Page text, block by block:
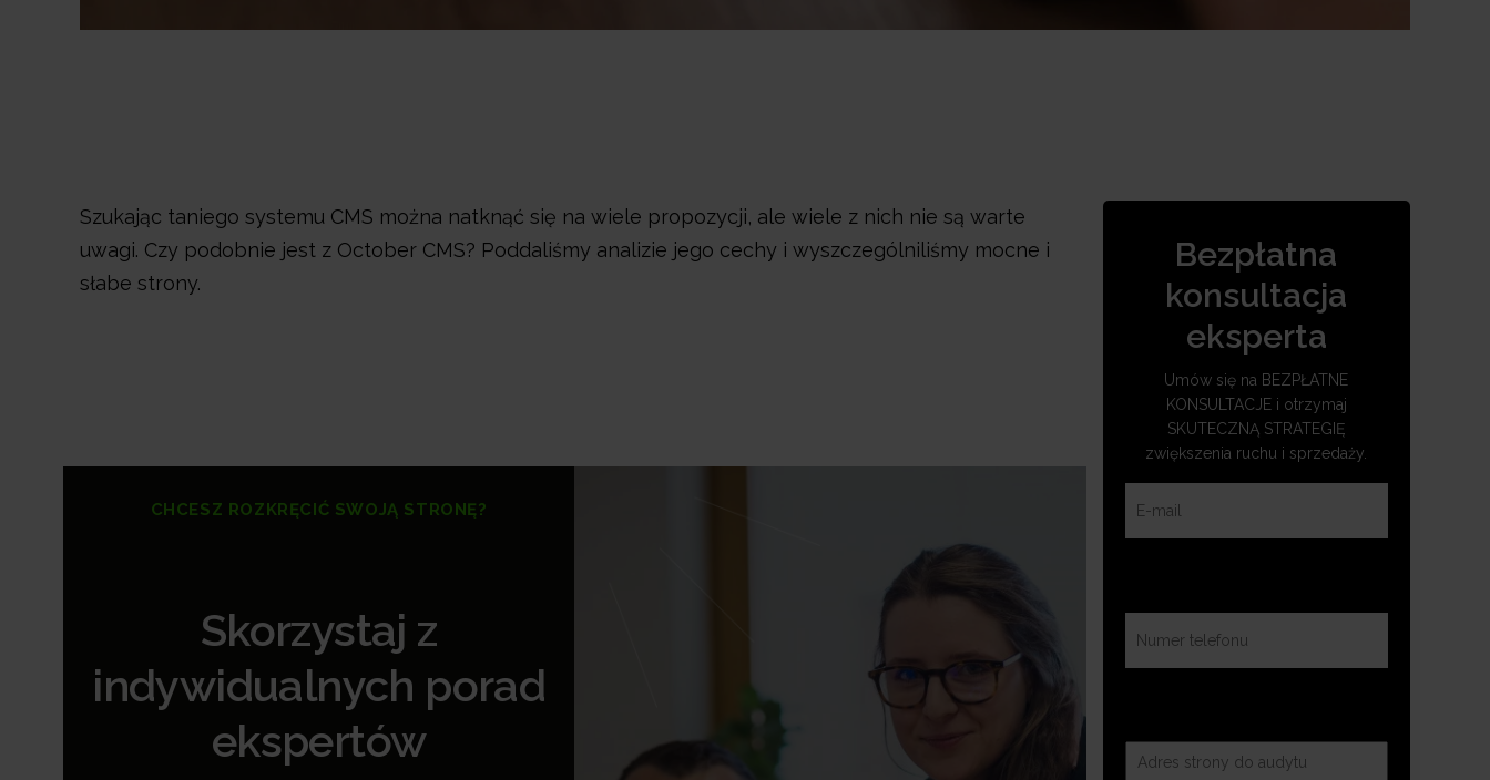
Szukając taniego systemu CMS można natknąć się na wiele propozycji, ale wiele z nich nie są warte
uwagi. Czy podobnie jest z October CMS? Poddaliśmy analizie jego cechy i wyszczególniliśmy mocne i
słabe strony.
CHCESZ ROZKRĘCIĆ SWOJĄ STRONĘ?
Skorzystaj z
indywidualnych porad
ekspertów
Bezpłatna
konsultacja
eksperta
Umów się na BEZPŁATNE
KONSULTACJE i otrzymaj
SKUTECZNĄ STRATEGIĘ
zwiększenia ruchu i sprzedaży.